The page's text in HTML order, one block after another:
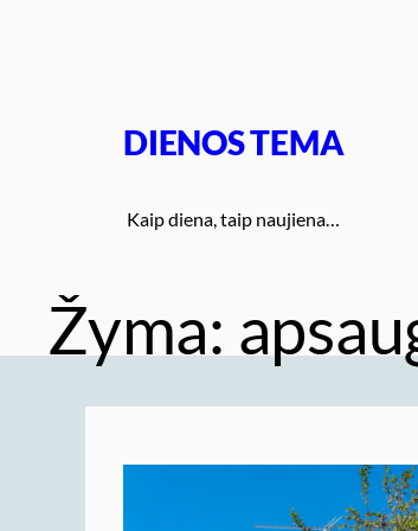
DIENOS TEMA
Kaip diena, taip naujiena…
Žyma: